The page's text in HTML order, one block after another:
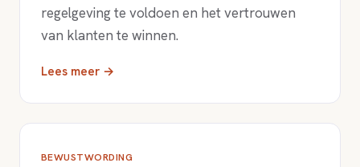
regelgeving te voldoen en het vertrouwen
van klanten te winnen.
Lees meer →
BEWUSTWORDING